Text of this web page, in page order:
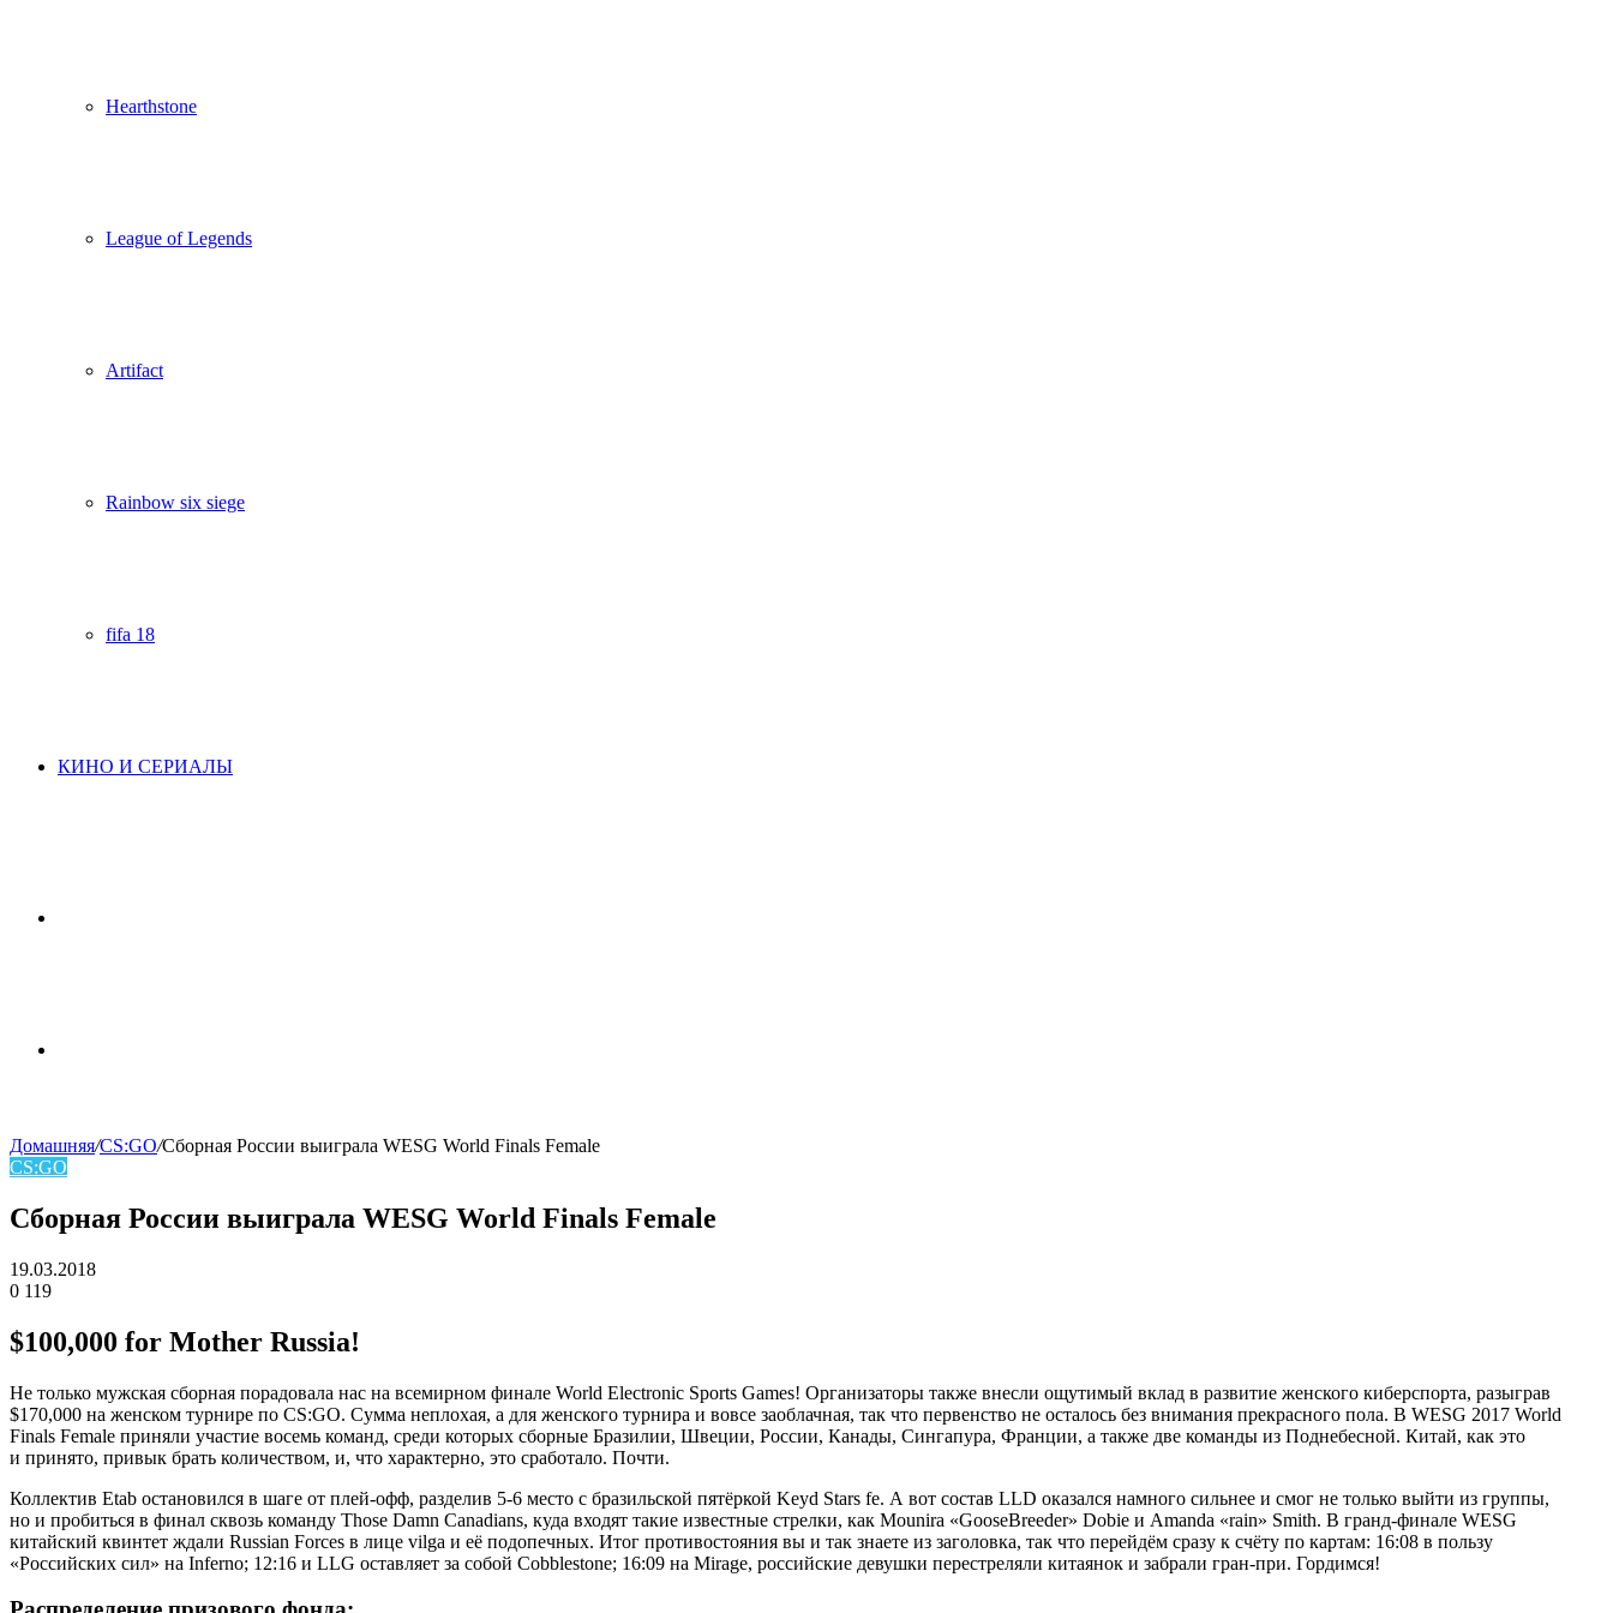
Hearthstone
League of Legends
Artifact
Rainbow six siege
fifa 18
КИНО И СЕРИАЛЫ
skin
Домашняя/CS:GO/Сборная России выиграла WESG World Finals Female
CS:GO
Сборная России выиграла WESG World Finals Female
19.03.2018
0 119
$100,000 for Mother Russia!
Не только мужская сборная порадовала нас на всемирном финале World Electronic Sports Games! Организаторы также внесли ощутимый вклад в развитие женского киберспорта, разыграв
$170,000 на женском турнире по CS:GO. Сумма неплохая, а для женского турнира и вовсе заоблачная, так что первенство не осталось без внимания прекрасного пола. В WESG 2017 World
Finals Female приняли участие восемь команд, среди которых сборные Бразилии, Швеции, России, Канады, Сингапура, Франции, а также две команды из Поднебесной. Китай, как это
и принято, привык брать количеством, и, что характерно, это сработало. Почти.
Коллектив Etab остановился в шаге от плей-офф, разделив 5-6 место с бразильской пятёркой Keyd Stars fe. А вот состав LLD оказался намного сильнее и смог не только выйти из группы,
но и пробиться в финал сквозь команду Those Damn Canadians, куда входят такие известные стрелки, как Mounira «GooseBreeder» Dobie и Amanda «rain» Smith. В гранд-финале WESG
китайский квинтет ждали Russian Forces в лице vilga и её подопечных. Итог противостояния вы и так знаете из заголовка, так что перейдём сразу к счёту по картам: 16:08 в пользу
«Российских сил» на Inferno; 12:16 и LLG оставляет за собой Cobblestone; 16:09 на Mirage, российские девушки перестреляли китаянок и забрали гран-при. Гордимся!